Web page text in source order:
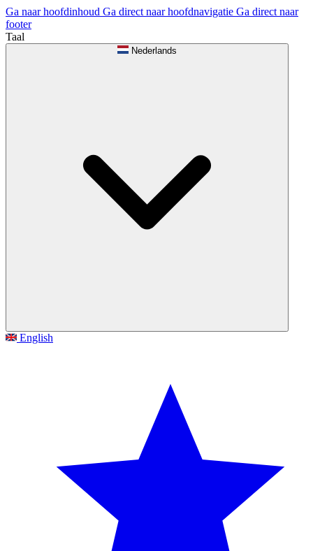
Ga naar hoofdinhoud Ga direct naar hoofdnavigatie Ga direct naar
footer
Taal
Nederlands
English